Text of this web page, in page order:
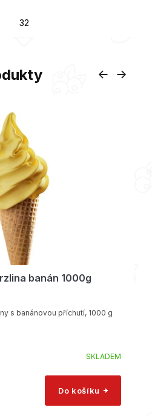
32
banán 1000g
SKLADEM
Do košíku
s banánovou příchutí, 1000 g